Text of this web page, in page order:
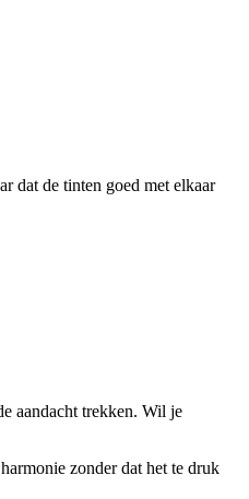
dat de tinten goed met elkaar
aandacht trekken. Wil je
zonder dat het te druk